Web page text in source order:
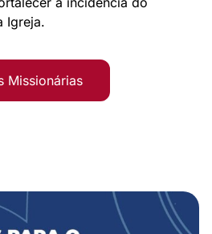
Igreja.
Missionárias